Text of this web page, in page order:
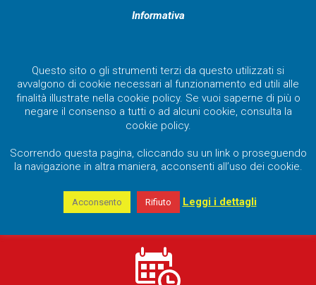
Informativa
Questo sito o gli strumenti terzi da questo utilizzati si
avvalgono di cookie necessari al funzionamento ed utili alle
finalità illustrate nella cookie policy. Se vuoi saperne di più o
negare il consenso a tutti o ad alcuni cookie, consulta la
cookie policy.
Scorrendo questa pagina, cliccando su un link o proseguendo
la navigazione in altra maniera, acconsenti all’uso dei cookie.
Acconsento Rifiuto Leggi i dettagli